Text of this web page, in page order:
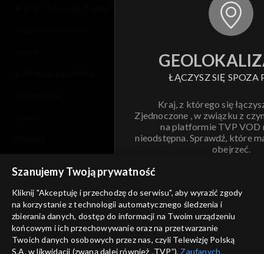
ŁĄCZYSZ SIĘ SPOZA
Kraj, z którego się
Zjednoczone , w związku z
na platformie TVP VOD
nieodstępna. Sprawdź, które
obejrzeć.
ANULUJ
informacje o dostawcy usług
Szanujemy Twoją prywatność
Kliknij "Akceptuję i przechodzę do serwisu", aby wyrazić zgody
na korzystanie z technologii automatycznego śledzenia i
zbierania danych, dostęp do informacji na Twoim urządzeniu
końcowym i ich przechowywanie oraz na przetwarzanie
Twoich danych osobowych przez nas, czyli Telewizję Polską
S.A. w likwidacji (zwaną dalej również „TVP”), Zaufanych